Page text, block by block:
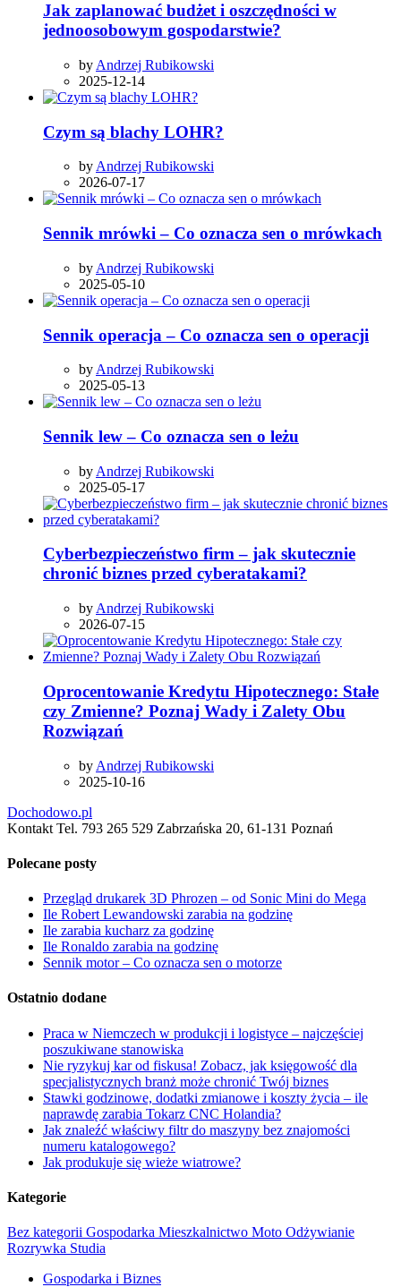
Jak zaplanować budżet i oszczędności w
jednoosobowym gospodarstwie?
by Andrzej Rubikowski
2025-12-14
Czym są blachy LOHR?
byAndrzej Rubikowski
2026-07-17
Sennik mrówki – Co oznacza sen o mrówkach
by Andrzej Rubikowski
2025-05-10
Sennik operacja – Co oznacza sen o operacji
by Andrzej Rubikowski
2025-05-13
Sennik lew – Co oznacza sen o leżu
by Andrzej Rubikowski
2025-05-17
Cyberbezpieczeństwo firm – jak skutecznie
chronić biznes przed cyberatakami?
by Andrzej Rubikowski
2026-07-15
Oprocentowanie Kredytu Hipotecznego: Stałe
czy Zmienne? Poznaj Wady i Zalety Obu
Rozwiązań
by Andrzej Rubikowski
2025-10-16
Dochodowo.pl
Kontakt Tel. 793 265 529 Zabrzańska 20, 61-131 Poznań
Polecane posty
Przegląd drukarek 3D Phrozen – od Sonic Mini do Mega
Ile Robert Lewandowski zarabia na godzinę
Ile zarabia kucharz za godzinę
Ile Ronaldo zarabia na godzinę
Sennik motor – Co oznacza sen o motorze
Ostatnio dodane
Praca w Niemczech w produkcji i logistyce – najczęściej
poszukiwane stanowiska
Nie ryzykuj kar od fiskusa! Zobacz, jak księgowość dla
specjalistycznych branż może chronić Twój biznes
Stawki godzinowe, dodatki zmianowe i koszty życia – ile
naprawdę zarabia Tokarz CNC Holandia?
Jak znaleźć właściwy filtr do maszyny bez znajomości
numeru katalogowego?
Jak produkuje się wieże wiatrowe?
Kategorie
Bez kategorii Gospodarka Mieszkalnictwo Moto Odżywianie
Rozrywka Studia
Gospodarka i Biznes